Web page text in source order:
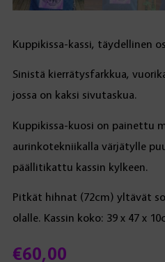
€60,00
Kuppikissa-kassi, täydellinen
Sinistä kierrätysfarkkua,
jossa on kaksi sivutaskua.
Kuppikissa-kuosi on painettu
aurinkotekniikalla värjätylle
päällitikattu kassin kylkeen.
Pitkät hihnat (72cm) yltävät
olalle. Kassin koko: 39 x 47 x